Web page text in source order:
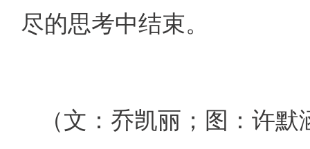
尽的思考中结束。
（文：乔凯丽；图：许默